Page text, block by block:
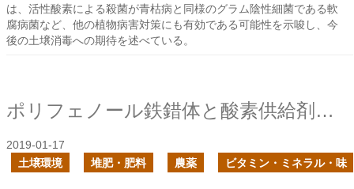
は、活性酸素による殺菌が青枯病と同様のグラム陰性細菌である軟
腐病菌など、他の植物病害対策にも有効である可能性を示唆し、今
後の土壌消毒への期待を述べている。
ポリフェノール鉄錯体と酸素供給剤で青枯病の発生を抑制
2019-01-17
土壌環境
堆肥・肥料 農薬 ビタミン・ミネラル・味